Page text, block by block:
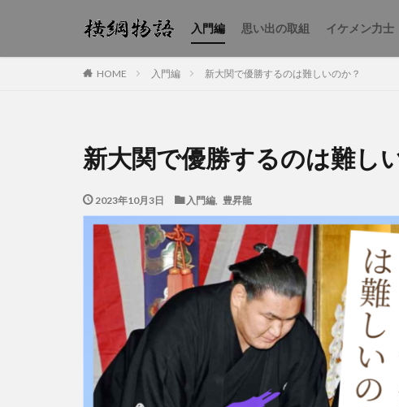
入門編 思い出の取組 イケメン力士
HOME 入門編 新大関で優勝するのは難しいのか？
新大関で優勝するのは難し
2023年10月3日 入門編 豊昇龍